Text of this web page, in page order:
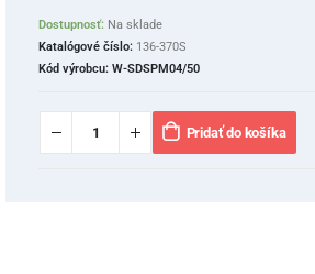
Dostupnosť: Na sklade
Katalógové číslo: 136-370S
Kód výrobcu: W-SDSPM04/50
Pridať do košíka